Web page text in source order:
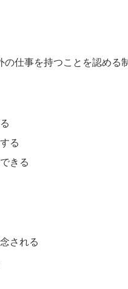
仕事を持つことを認める
る
きる
される